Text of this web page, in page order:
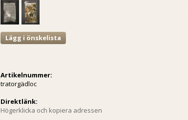
Lägg i önskelista
Artikelnummer:
tratorgädloc
Direktlänk:
Högerklicka och kopiera adressen